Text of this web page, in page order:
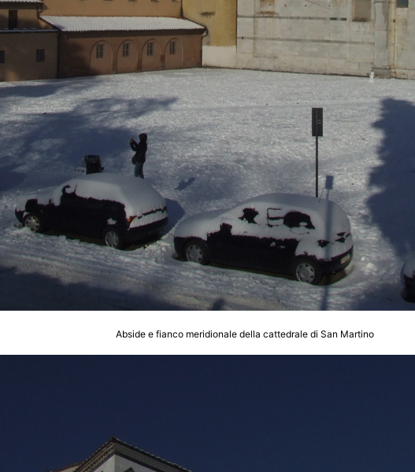
Abside e fianco meridionale della cattedrale di San Martino